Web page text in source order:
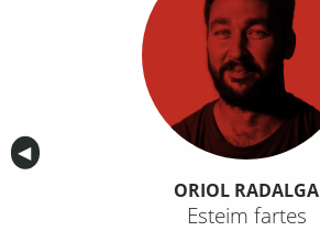
Anterior
◀︎
ORIOL RADALGA
Esteim fartes